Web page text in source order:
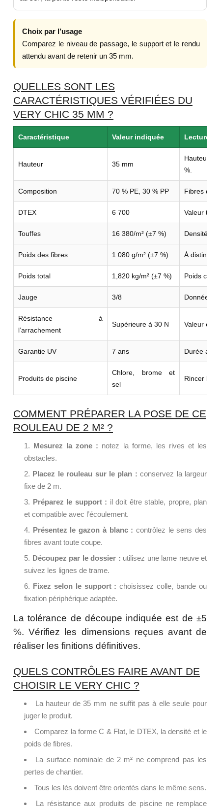
Choix par l’usage
Comparez le niveau de passage, le support et le rendu
attendu avant de retenir un 35 mm.
QUELLES SONT LES
CARACTÉRISTIQUES VÉRIFIÉES DU
VERY CHIC 35 MM ?
Caractéristique Valeur indiquée Lecture
Hauteur 35 mm
Hauteur
%.
Composition 70 % PE, 30 % PP Fibres
DTEX 6 700 Valeur
Touffes 16 380/m² (±7 %) Densité de
Poids des fibres 1 080 g/m² (±7 %) À
Poids total 1,820 kg/m² (±7 %) Poids
Jauge 3/8 Donnée
Résistance à
l’arrachement
Supérieure à 30 N Valeur
Garantie UV 7 ans Durée
Produits de piscine
Chlore, brome et
sel
Rincer la
COMMENT PRÉPARER LA POSE DE CE
ROULEAU DE 2 M² ?
Mesurez la zone : notez la forme, les rives et les
obstacles.
Placez le rouleau sur le plan : conservez la largeur
fixe de 2 m.
Préparez le support : il doit être stable, propre, plan
et compatible avec l’écoulement.
Présentez le gazon à blanc : contrôlez le sens des
fibres avant toute coupe.
Découpez par le dossier : utilisez une lame neuve et
suivez les lignes de trame.
Fixez selon le support : choisissez colle, bande ou
fixation périphérique adaptée.
La tolérance de découpe indiquée est de ±5
%. Vérifiez les dimensions reçues avant de
réaliser les finitions définitives.
QUELS CONTRÔLES FAIRE AVANT DE
CHOISIR LE VERY CHIC ?
La hauteur de 35 mm ne suffit pas à elle seule pour
juger le produit.
Comparez la forme C & Flat, le DTEX, la densité et le
poids de fibres.
La surface nominale de 2 m² ne comprend pas les
pertes de chantier.
Tous les lés doivent être orientés dans le même sens.
La résistance aux produits de piscine ne remplace